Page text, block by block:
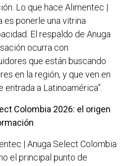
Lo que hace Alimentec |
es ponerle una vitrina
El respaldo de Anuga
ocurra con
que están buscando
en la región, y que ven en
entrada a Latinoamérica”.
Colombia 2026: el origen
| Anuga Select Colombia
el principal punto de